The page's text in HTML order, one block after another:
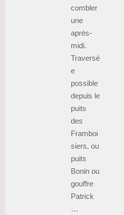
combler
une
après-
midi.
Traversé
e
possible
depuis le
puits
des
Framboi
siers, ou
puits
Bonin ou
gouffre
Patrick
…